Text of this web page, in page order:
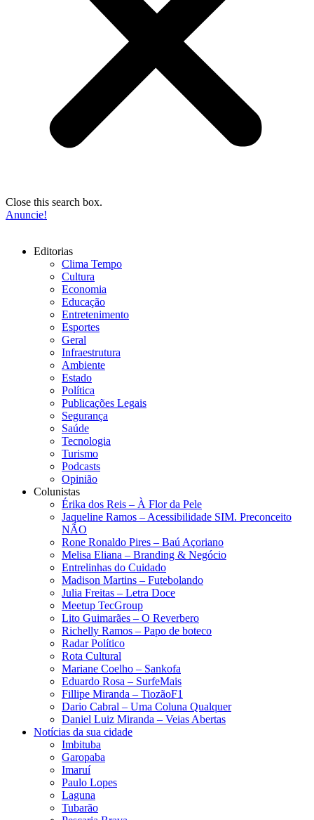
Close this search box.
Anuncie!
Editorias
Clima Tempo
Cultura
Economia
Educação
Entretenimento
Esportes
Geral
Infraestrutura
Ambiente
Estado
Política
Publicações Legais
Segurança
Saúde
Tecnologia
Turismo
Podcasts
Opinião
Colunistas
Érika dos Reis​ – À Flor da Pele
Jaqueline Ramos – Acessibilidade SIM. Preconceito
NÃO
Rone Ronaldo Pires – Baú Açoriano
Melisa Eliana – Branding & Negócio
Entrelinhas do Cuidado
Madison Martins – Futebolando
Julia Freitas​ – Letra Doce
Meetup TecGroup
Lito Guimarães – O Reverbero
Richelly Ramos​ – Papo de boteco
Radar Político
Rota Cultural
Mariane Coelho – Sankofa
Eduardo Rosa​ – SurfeMais
Fillipe Miranda – TiozãoF1
Dario Cabral – Uma Coluna Qualquer
Daniel Luiz Miranda – Veias Abertas
Notícias da sua cidade
Imbituba
Garopaba
Imaruí
Paulo Lopes
Laguna
Tubarão